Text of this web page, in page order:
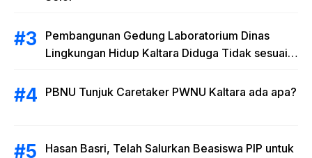
Pembangunan Gedung Laboratorium Dinas
Lingkungan Hidup Kaltara Diduga Tidak sesuai
PBNU Tunjuk Caretaker PWNU Kaltara ada apa?
Hasan Basri, Telah Salurkan Beasiswa PIP untuk